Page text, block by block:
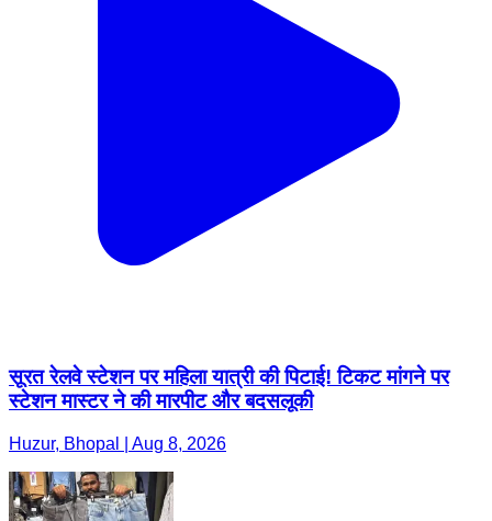
सूरत रेलवे स्टेशन पर महिला यात्री की पिटाई! टिकट मांगने पर
स्टेशन मास्टर ने की मारपीट और बदसलूकी
Huzur, Bhopal | Aug 8, 2026